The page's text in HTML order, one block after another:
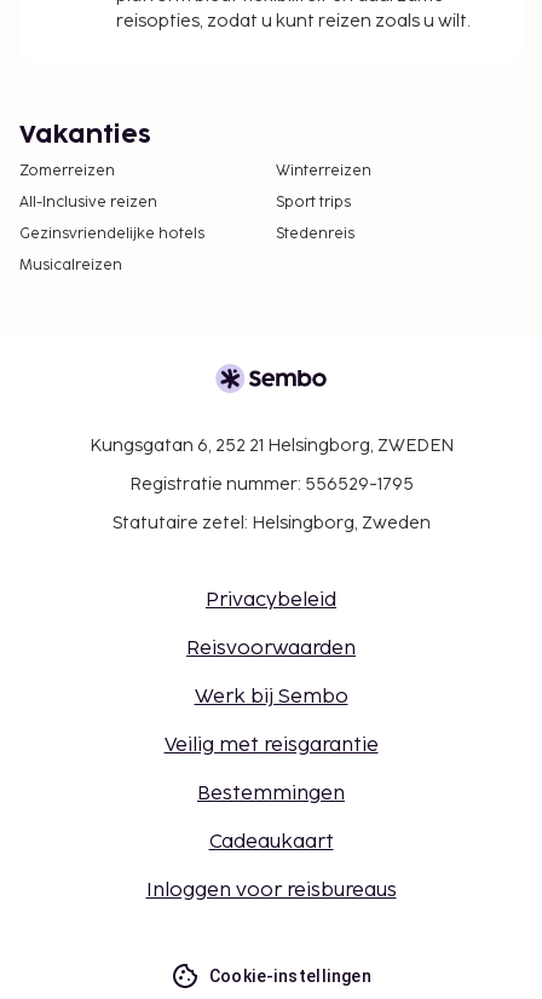
reisopties, zodat u kunt reizen zoals u wilt.
Vakanties
Zomerreizen
Winterreizen
All-Inclusive reizen
Sport trips
Gezinsvriendelijke hotels
Stedenreis
Musicalreizen
Kungsgatan 6, 252 21 Helsingborg, ZWEDEN
Registratie nummer: 556529-1795
Statutaire zetel: Helsingborg, Zweden
Privacybeleid
Reisvoorwaarden
Werk bij Sembo
Veilig met reisgarantie
Bestemmingen
Cadeaukaart
Inloggen voor reisbureaus
Cookie-instellingen